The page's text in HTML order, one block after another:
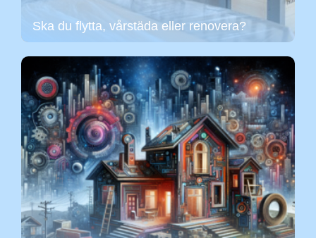
Ska du flytta, vårstäda eller renovera?